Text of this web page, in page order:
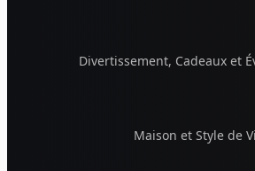
Divertissement, Cadeaux et
Maison et Style de